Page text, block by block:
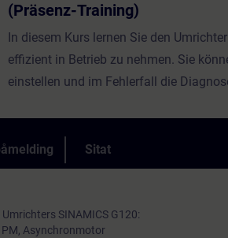
(Präsenz-Training)
In diesem Kurs lernen Sie den
effizient in Betrieb zu nehmen. Sie
einstellen und im Fehlerfall die
Sitat
SINAMICS G120:
PM, Asynchronmotor